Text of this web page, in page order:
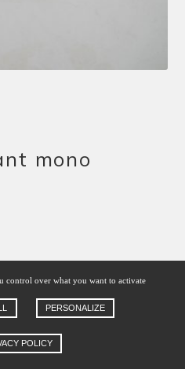
mono
control over what you want to activate
PERSONALIZE
POLICY